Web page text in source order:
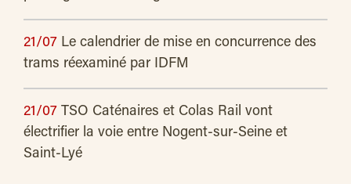
21/07 Le calendrier de mise en concurrence des
trams réexaminé par IDFM
21/07 TSO Caténaires et Colas Rail vont
électrifier la voie entre Nogent-sur-Seine et
Saint-Lyé